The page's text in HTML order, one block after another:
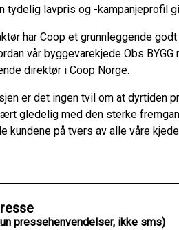
tydelig lavpris og -kampanjeprofil
har Coop et grunnleggende
vår byggevarekjede Obs
direktør i Coop Norge.
er det ingen tvil om at dyrtiden
gledelig med den sterke
kundene på tvers av alle våre
pressehenvendelser, ikke sms)